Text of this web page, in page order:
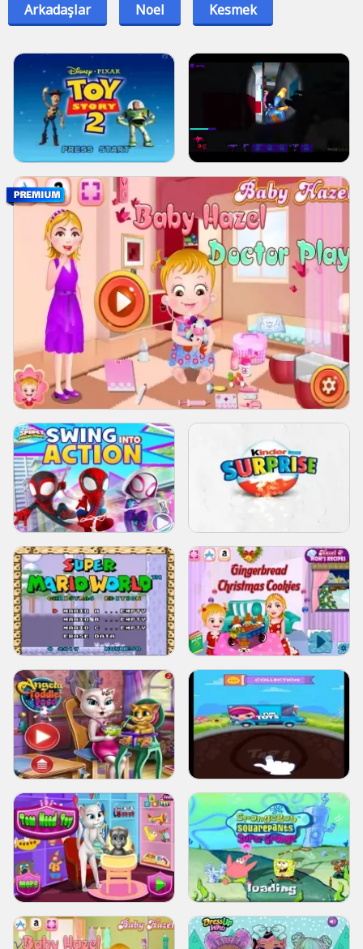
Arkadaşlar
Noel Kesmek